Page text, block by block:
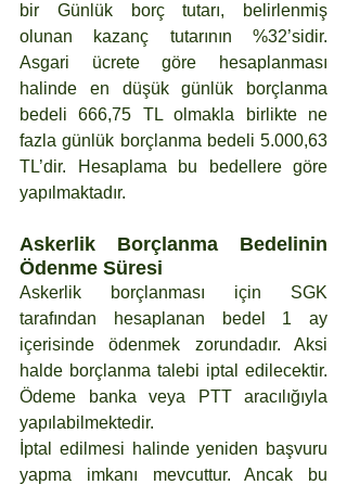
bir Günlük borç tutarı, belirlenmiş
olunan kazanç tutarının %32’sidir.
Asgari ücrete göre hesaplanması
halinde en düşük günlük borçlanma
bedeli 666,75 TL olmakla birlikte ne
fazla günlük borçlanma bedeli 5.000,63
TL’dir. Hesaplama bu bedellere göre
yapılmaktadır.
Askerlik Borçlanma Bedelinin
Ödenme Süresi
Askerlik borçlanması için SGK
tarafından hesaplanan bedel 1 ay
içerisinde ödenmek zorundadır. Aksi
halde borçlanma talebi iptal edilecektir.
Ödeme banka veya PTT aracılığıyla
yapılabilmektedir.
İptal edilmesi halinde yeniden başvuru
yapma imkanı mevcuttur. Ancak bu